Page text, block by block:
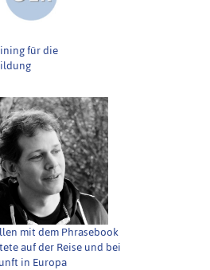
für die
mit dem Phrasebook
auf der Reise und bei
in Europa